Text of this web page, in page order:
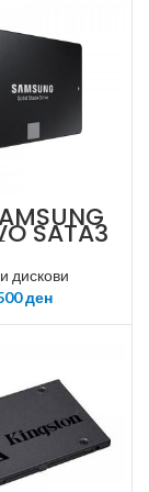
SATA3
дискови
ден